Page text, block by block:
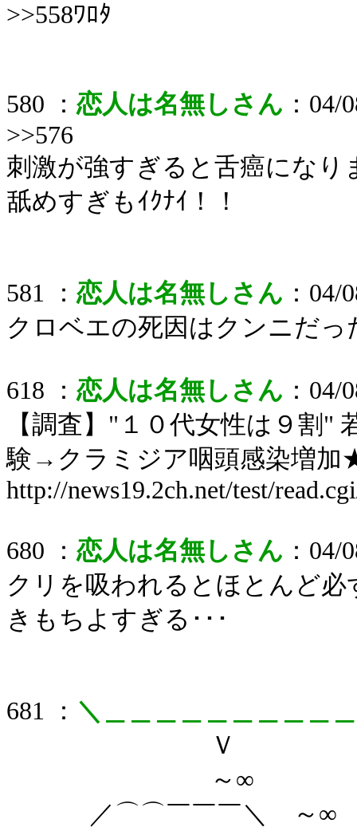
>>558ﾜﾛﾀ
580 ： 恋人は名無しさん ：04/
>>576
刺激が強すぎると舌癌になり
舐めすぎもｲｸﾅｲ！！
581 ： 恋人は名無しさん ：04/
クロベエの死因はクンニだっ
618 ： 恋人は名無しさん ：04/
【調査】"１０代女性は９割"
験→クラミジア咽頭感染増加
http://news19.2ch.net/test/
680 ： 恋人は名無しさん ：04/
クリを吸われるとほとんど
きもちよすぎる･･･
681 ： ＼＿＿＿＿＿＿＿＿＿
Ｖ
～∞
／⌒⌒￣￣￣＼ ～∞